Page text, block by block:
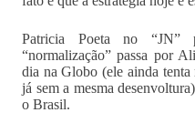
Patricia Poeta no “JN”
“normalização” passa por
dia na Globo (ele ainda
já sem a mesma
o Brasil.